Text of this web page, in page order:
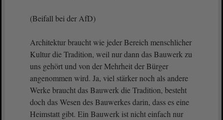
(Beifall bei der AfD)
Architektur braucht wie jeder Bereich menschlicher
Kultur die Tradition, weil nur dann das Bauwerk zu
uns gehört und von der Mehrheit der Bürger
angenommen wird. Ja, viel stärker noch als andere
Werke braucht das Bauwerk die Tradition, besteht
doch das Wesen des Bauwerkes darin, dass es eine
Heimstatt gibt. Ein Bauwerk ist nicht einfach nur